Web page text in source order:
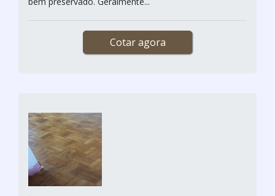
Cotar agora